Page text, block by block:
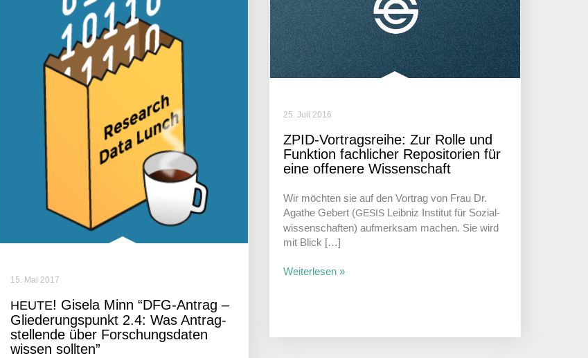
15. Mai 2017
HEUTE! Gisela Minn “DFG-Antrag –
Glie­de­rungs­punkt 2.4: Was Antrag­
stel­lende über Forschungs­daten
wissen sollten”
25. Juli 2016
ZPID-Vortrags­reihe: Zur Rolle und
Funk­tion fach­li­cher Repo­si­to­rien für
eine offe­nere Wissenschaft
Wir möchten sie auf den Vortrag von Frau Dr.
Agathe Gebert (GESISLeibniz Institut für Sozi­al­
wis­sen­schaften) aufmerksam machen. Sie wird
mit Blick […]
Weiterlesen »